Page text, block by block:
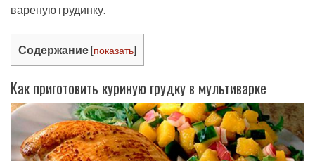
вареную грудинку.
Содержание [показать]
Как приготовить куриную грудку в мультиварке